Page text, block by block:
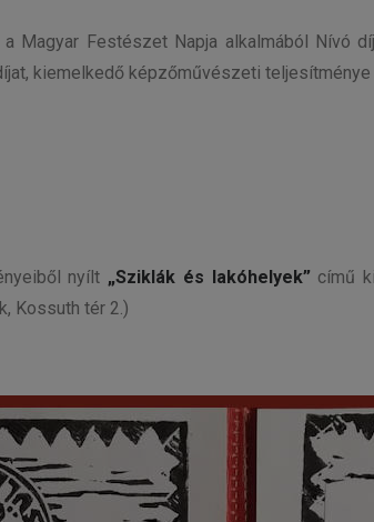
Magyar Festészet Napja alkalmából Nívó
kiemelkedő képzőművészeti
nyílt „Sziklák és lakóhelyek” című
Kossuth tér 2.)